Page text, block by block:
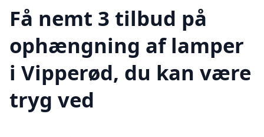
Få nemt 3 tilbud på
ophængning af lamper
i Vipperød, du kan være
tryg ved